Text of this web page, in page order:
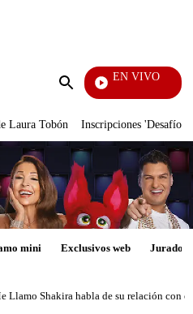
Enviar
EN VIVO
Pura Diversión
Laura Tobón Inscripciones 'Desafío'
mini Exclusivos web Jurados
Llamo Shakira habla de su relación con